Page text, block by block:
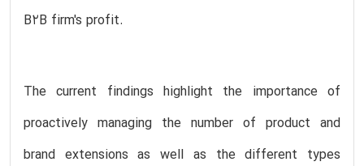
B2B firm's profit.
The current findings highlight the importance of
proactively managing the number of product and
brand extensions as well as the different types